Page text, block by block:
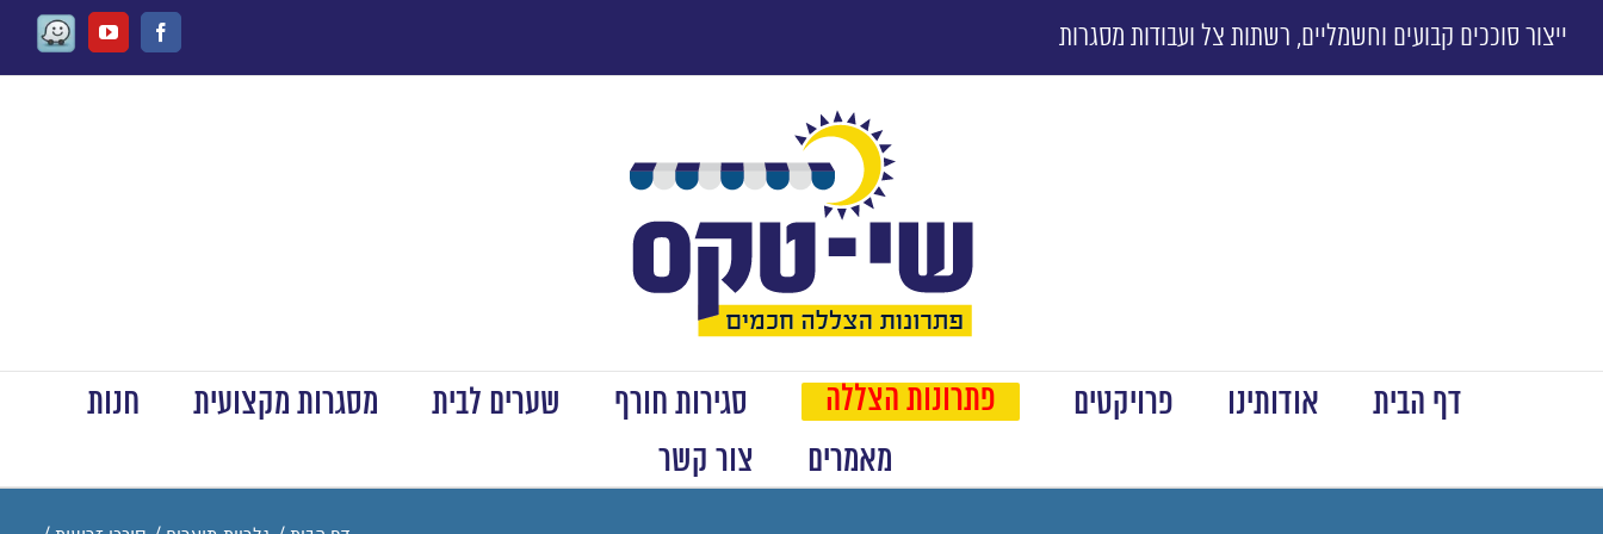
ייצור סוככים קבועים וחשמליים, רשתות צל ועבודות מסגרות Facebook
Youtube
Waze
דף הבית אודותינו פרויקטים פתרונות הצללה סגירות חורף שערים לבית מסגרות מקצועית
חנות
מאמרים
צור קשר